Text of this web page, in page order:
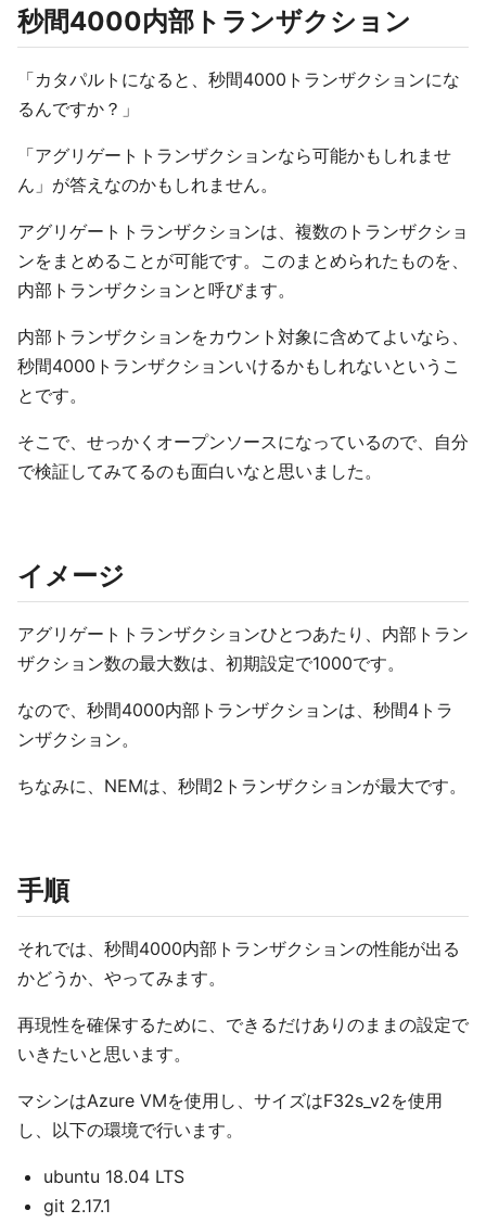
秒間4000内部トランザクション
「カタパルトになると、秒間4000トランザクションにな
るんですか？」
「アグリゲートトランザクションなら可能かもしれませ
ん」が答えなのかもしれません。
アグリゲートトランザクションは、複数のトランザクショ
ンをまとめることが可能です。このまとめられたものを、
内部トランザクションと呼びます。
内部トランザクションをカウント対象に含めてよいなら、
秒間4000トランザクションいけるかもしれないというこ
とです。
そこで、せっかくオープンソースになっているので、自分
で検証してみてるのも面白いなと思いました。
イメージ
アグリゲートトランザクションひとつあたり、内部トラン
ザクション数の最大数は、初期設定で1000です。
なので、秒間4000内部トランザクションは、秒間4トラ
ンザクション。
ちなみに、NEMは、秒間2トランザクションが最大です。
手順
それでは、秒間4000内部トランザクションの性能が出る
かどうか、やってみます。
再現性を確保するために、できるだけありのままの設定で
いきたいと思います。
マシンはAzure VMを使用し、サイズはF32s_v2を使用
し、以下の環境で行います。
ubuntu 18.04 LTS
git 2.17.1